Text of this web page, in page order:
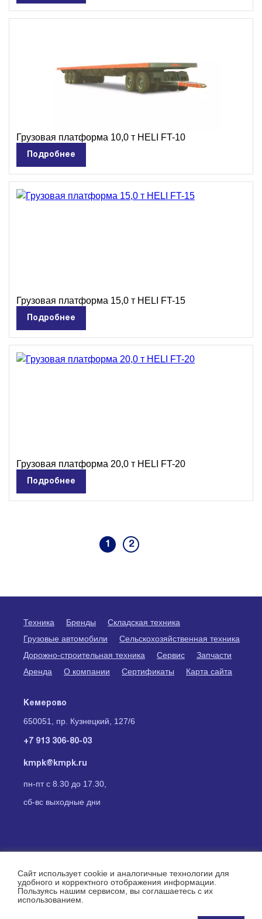
Грузовая платформа 10,0 т HELI FT-10
Подробнее
Грузовая платформа 15,0 т HELI FT-15
Подробнее
Грузовая платформа 20,0 т HELI FT-20
Подробнее
1 2
Техника Бренды
Складская техника
Грузовые автомобили
Сельскохозяйственная техника
Дорожно-строительная техника
Сервис
Запчасти
Аренда
О компании Сертификаты Карта сайта
Кемерово
650051, пр. Кузнецкий, 127/6
+7 913 306-80-03
kmpk@kmpk.ru
пн-пт с 8.30 до 17.30,
сб-вс выходные дни
Сайт использует cookie и аналогичные технологии для
удобного и корректного отображения информации.
Пользуясь нашим сервисом, вы соглашаетесь с их
использованием.